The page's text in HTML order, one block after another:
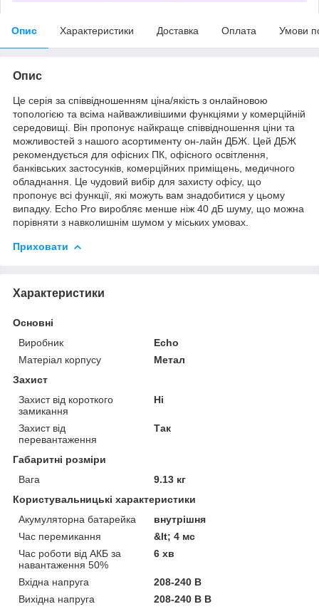
Опис Характеристики Доставка Оплата Умови
Опис
Це серія за співвідношенням ціна/якість з онлайновою
топологією та всіма найважливішими функціями у комерційній
середовищі. Він пропонує найкраще співвідношення ціни та
можливостей з нашого асортименту он-лайн ДБЖ. Цей ДБЖ
рекомендується для офісних ПК, офісного освітлення,
банківських застосунків, комерційних приміщень, медичного
обладнання. Це чудовий вибір для захисту офісу, що
пропонує всі функції, які можуть вам знадобитися у цьому
випадку. Echo Pro виробляє менше ніж 40 дБ шуму, що можна
порівняти з навколишнім шумом у міських умовах.
Приховати
Характеристики
Основні
Виробник
Echo
Матеріал корпусу
Метал
Захист
Захист від короткого
замикання
Ні
Захист від
перевантаження
Так
Габаритні розміри
Вага
9.13 кг
Користувальницькі характеристики
Акумуляторна батарейка
внутрішня
Час перемикання
&lt; 4 мс
Час роботи від АКБ за
навантаження 50%
6 хв
Вхідна напруга
208-240 В
Вихідна напруга
208-240 В В